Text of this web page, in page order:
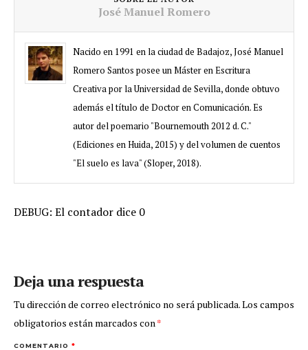
José Manuel Romero
Nacido en 1991 en la ciudad de Badajoz, José Manuel
Romero Santos posee un Máster en Escritura
Creativa por la Universidad de Sevilla, donde obtuvo
además el título de Doctor en Comunicación. Es
autor del poemario "Bournemouth 2012 d. C."
(Ediciones en Huida, 2015) y del volumen de cuentos
"El suelo es lava" (Sloper, 2018).
DEBUG: El contador dice 0
Deja una respuesta
Tu dirección de correo electrónico no será publicada.Los campos
obligatorios están marcados con*
COMENTARIO *